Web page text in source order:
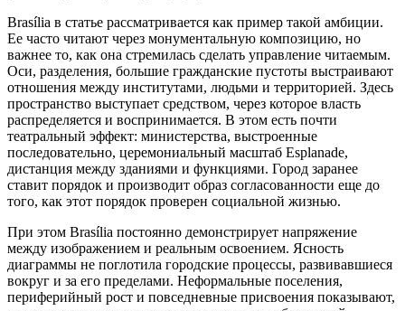
Brasília в статье рассматривается как пример такой амбиции.
Ее часто читают через монументальную композицию, но
важнее то, как она стремилась сделать управление читаемым.
Оси, разделения, большие гражданские пустоты выстраивают
отношения между институтами, людьми и территорией. Здесь
пространство выступает средством, через которое власть
распределяется и воспринимается. В этом есть почти
театральный эффект: министерства, выстроенные
последовательно, церемониальный масштаб Esplanade,
дистанция между зданиями и функциями. Город заранее
ставит порядок и производит образ согласованности еще до
того, как этот порядок проверен социальной жизнью.
При этом Brasília постоянно демонстрирует напряжение
между изображением и реальным освоением. Ясность
диаграммы не поглотила городские процессы, развивавшиеся
вокруг и за его пределами. Неформальные поселения,
периферийный рост и повседневные присвоения показывают,